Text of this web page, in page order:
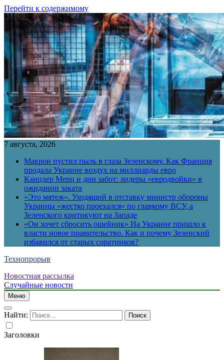
Перейти к содержимому
7 августа, 2026
Макрон пустил пыль в глаза Зеленскому. Как Франция
продала Украине воздух на миллиарды евро
Канцлер Мерц и дни забот: лидеры «евродвойки» в
ожидании заката
«Это мятеж». Уходящий в отставку министр обороны
Украины «жестко проехался» по главкому ВСУ, а
Зеленского критикуют на Западе
«Он хочет сбросить ошейник» На Украине пришло к
власти новое правительство. Как и почему Зеленский
избавился от старых соратников?
Технопрорыв
Новостная рассылка
Случайные новости
Меню
Найти:
Заголовки